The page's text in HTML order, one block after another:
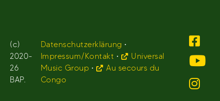
(c)
2020-
26
BAP.
Datenschutzerklärung •
Impressum/Kontakt •
Universal
Music Group •
Au secours du
Congo